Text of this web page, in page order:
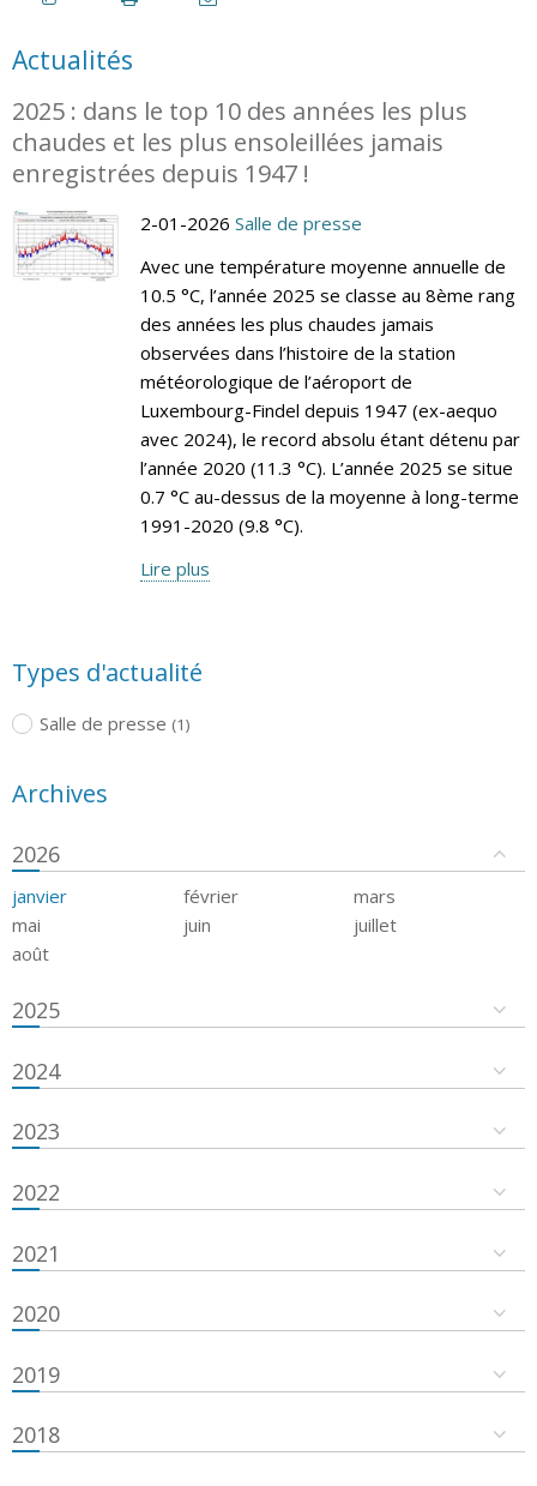
Actualités
2025 : dans le top 10 des années les plus
chaudes et les plus ensoleillées jamais
enregistrées depuis 1947 !
2-01-2026 Salle de presse
Avec une température moyenne annuelle de
10.5 °C, l’année 2025 se classe au 8ème rang
des années les plus chaudes jamais
observées dans l’histoire de la station
météorologique de l’aéroport de
Luxembourg-Findel depuis 1947 (ex-aequo
avec 2024), le record absolu étant détenu par
l’année 2020 (11.3 °C). L’année 2025 se situe
0.7 °C au-dessus de la moyenne à long-terme
1991-2020 (9.8 °C).
Lire plus
Types d'actualité
Salle de presse (1)
Archives
2026
janvier février
mars
mai
juin
juillet
août
2025
2024
2023
2022
2021
2020
2019
2018